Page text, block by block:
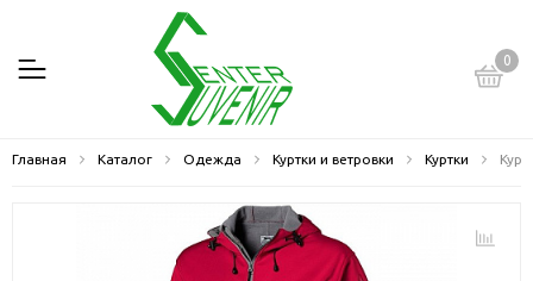
0
Главная Каталог Одежда Куртки и ветровки Куртки